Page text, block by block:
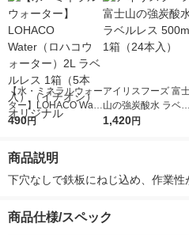
【水・ミネラルウォー
ター】LOHACO Wate
r（ロハコウォータ
シ） オリジナル
490円
アイリスフーズ 富
山の強炭酸水 ラベル
レス 500ml 1箱（24
1,420円
商品説明
下穴なしで鉄板にねじ込め、作業性
商品仕様/スペック